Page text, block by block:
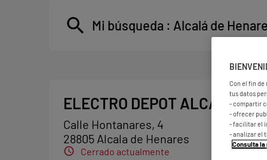
Mi búsqueda : Alcalá de
ELECTRO DEPOT ALCALÁ
Calle Hontanares, 4
28805 Alcala de Henares
Cerrado actualmente
Con el fin de
tus datos
- compartir
- ofrecer
- facilitar el
- analizar el
Consulta